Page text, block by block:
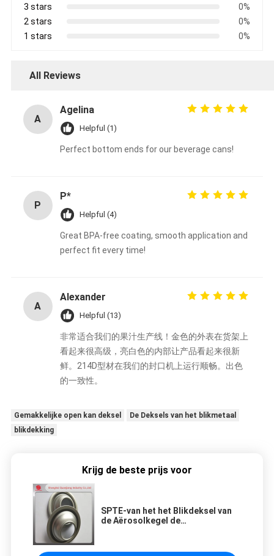
3 stars
0%
2 stars
0%
1 stars
0%
All Reviews
A
Agelina
Helpful (1)
Perfect bottom ends for our beverage cans!
P
P*
Helpful (4)
Great BPA-free coating, smooth application and
perfect fit every time!
A
Alexander
Helpful (13)
非常适合我们的果汁生产线！金色的外表在货架上
看起来很高级，亮白色的内部让产品看起来很新
鲜。214D型材在我们的封口机上运行顺畅。出色
的一致性。
Gemakkelijke open kan deksel
De Deksels van het blikmetaal
blikdekking
Krijg de beste prijs voor
SPTE-van het het Blikdeksel van
de Aërosolkegel de